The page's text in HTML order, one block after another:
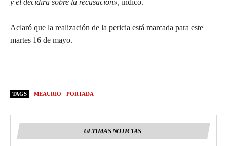
Aclaró que la realización de la pericia está marcada para este
martes 16 de mayo.
TAGS MEAURIO PORTADA
ULTIMAS NOTICIAS